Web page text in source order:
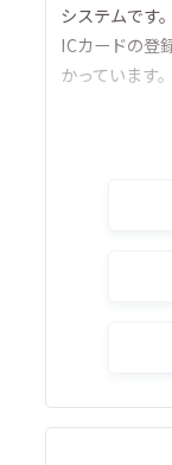
システムです。
ICカードの登
かっています。